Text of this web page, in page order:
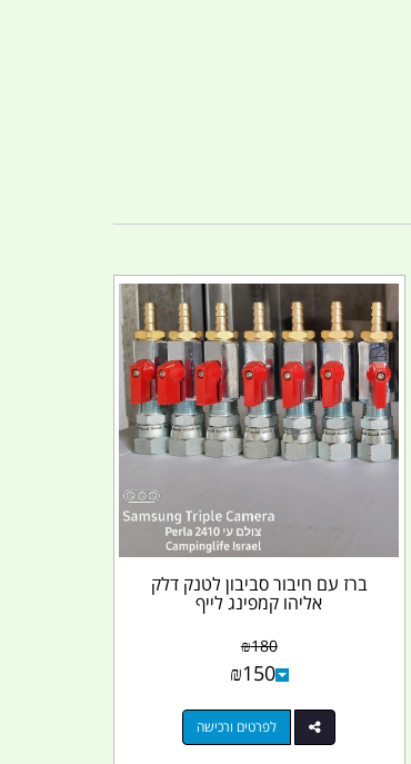
ברז עם חיבור סביבון לטנק דלק
אליהו קמפינג לייף
₪180
₪150
לפרטים ורכישה